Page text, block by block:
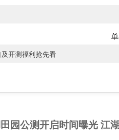
开测福利抢先看
园公测开启时间曝光 江